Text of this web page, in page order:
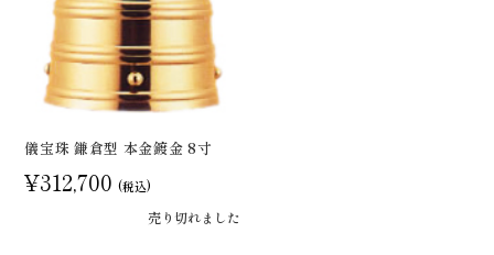
儀宝珠 鎌倉型 本金鍍金 8寸
¥312,700 (税込)
売り切れました